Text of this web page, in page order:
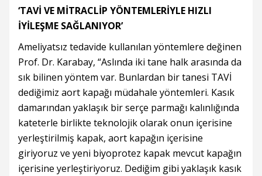
‘TAVİ VE MİTRACLİP YÖNTEMLERİYLE HIZLI
İYİLEŞME SAĞLANIYOR’
Ameliyatsız tedavide kullanılan yöntemlere değinen
Prof. Dr. Karabay, “Aslında iki tane halk arasında da
sık bilinen yöntem var. Bunlardan bir tanesi TAVİ
dediğimiz aort kapağı müdahale yöntemleri. Kasık
damarından yaklaşık bir serçe parmağı kalınlığında
kateterle birlikte teknolojik olarak onun içerisine
yerleştirilmiş kapak, aort kapağın içerisine
giriyoruz ve yeni biyoprotez kapak mevcut kapağın
içerisine yerleştiriyoruz. Dediğim gibi yaklaşık kasık